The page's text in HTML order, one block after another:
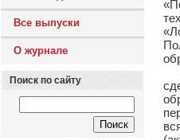
Все выпуски
О журнале
Поиск по сайту